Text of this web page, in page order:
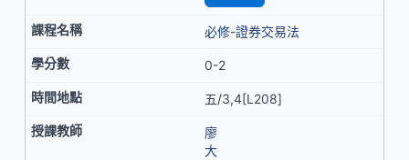
必修-證券交易法
0-2
五/3,4[L208]
廖
大